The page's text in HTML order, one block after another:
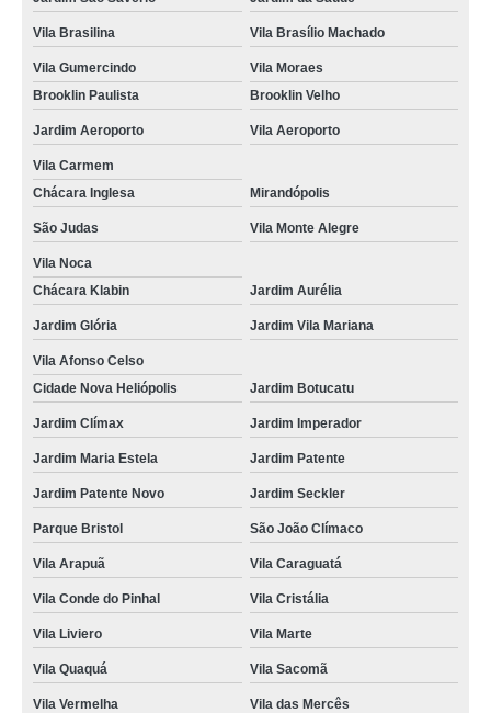
quanto custa mudar a categoria da carta de motorista Jardim Patente Novo
alterar categoria de cnh Bela Vista
alterar categoria de b para d Pari
quanto custa mudar categoria cnh b para c Indianópolis
mudar categoria cnh b para d Vila Uberabinha
mudar categoria cnh b para d orçamento Vila Uberabinha
quanto custa mudar a categoria da cnh Jardim Luzitânia
quanto custa mudar a categoria da carta de motorista Vila Capela
mudar categoria da habilitação Jardim Itacolomi
mudar categoria cnh b para c orçamento Pari
mudar a categoria da habilitação orçamento Cidade Domitila
locais de mudar a categoria da habilitação Cidade Jardim
locais de mudar categoria cnh Vila Liviero
alterar categoria cnh b para d Guarulhos
locais de mudar categoria cnh b para d Campo Belo
locais de mudar categoria de b para d Santa Efigênia
mudar a categoria da habilitação Tatuapé
Vila Brasilina Vila Brasílio Machado
Vila Gumercindo
Vila Moraes
Brooklin Paulista
Brooklin Velho
Jardim Aeroporto Vila Aeroporto
Vila Carmem
Chácara Inglesa
Mirandópolis
São Judas Vila Monte Alegre
Vila Noca
Chácara Klabin
Jardim Aurélia
Jardim Glória Jardim Vila Mariana
Vila Afonso Celso
Cidade Nova Heliópolis
Jardim Botucatu
Jardim Clímax Jardim Imperador
Jardim Maria Estela Jardim Patente
Jardim Patente Novo Jardim Seckler
Parque Bristol São João Clímaco
Vila Arapuã Vila Caraguatá
Vila Conde do Pinhal Vila Cristália
Vila Liviero Vila Marte
Vila Quaquá Vila Sacomã
Vila Vermelha
Vila das Mercês